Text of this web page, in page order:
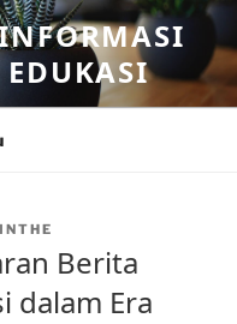
EDUKASI
Berita
dalam Era